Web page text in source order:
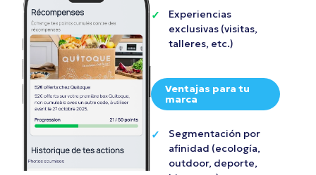
Experiencias
exclusivas (visitas,
talleres, etc.)
Ventajas para tu
marca
Segmentación por
afinidad (ecología,
outdoor, deporte,